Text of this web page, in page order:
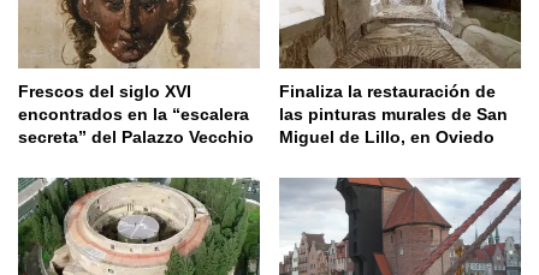
Frescos del siglo XVI
encontrados en la “escalera
secreta” del Palazzo Vecchio
Finaliza la restauración de
las pinturas murales de San
Miguel de Lillo, en Oviedo